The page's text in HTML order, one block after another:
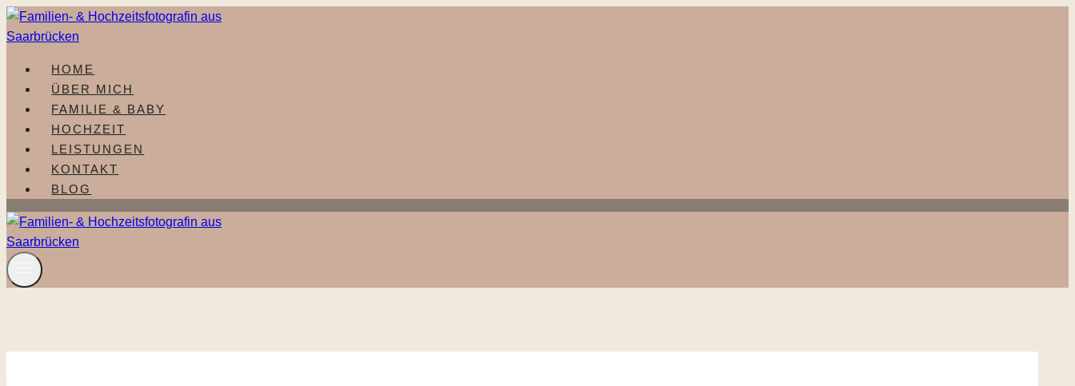
Zum
Inhalt
HOME
ÜBER MICH
FAMILIE & BABY
HOCHZEIT
LEISTUNGEN
KONTAKT
BLOG